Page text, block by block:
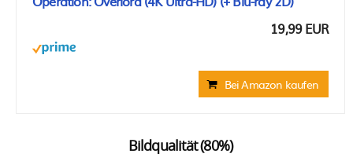
19,99 EUR
Bei Amazon kaufen
Bildqualität (80%)